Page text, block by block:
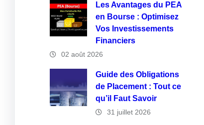
Les Avantages du PEA
en Bourse : Optimisez
Vos Investissements
Financiers
02 août 2026
Guide des Obligations
de Placement : Tout ce
qu’il Faut Savoir
31 juillet 2026